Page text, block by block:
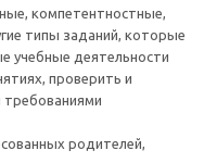
компетентностные,
типы заданий, которые
учебные деятельности
проверить и
требованиями
родителей,